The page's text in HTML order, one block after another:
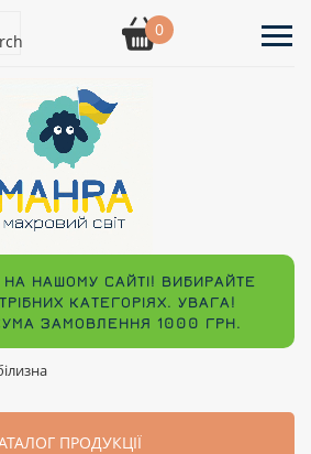
0
НА НАШОМУ САЙТІ! ВИБИРАЙТЕ
КАТЕГОРІЯХ. УВАГА!
ЗАМОВЛЕННЯ 1000 ГРН.
ПРОДУКЦІЇ